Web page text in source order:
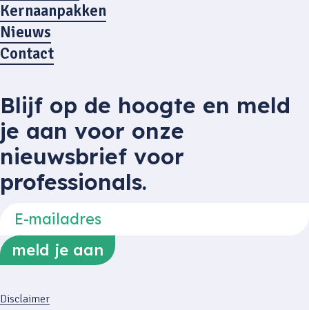
Kernaanpakken
Nieuws
Contact
Blijf op de hoogte en meld
je aan voor onze
nieuwsbrief voor
professionals.
Disclaimer